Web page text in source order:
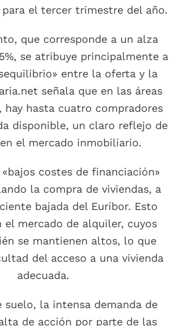
el tercer trimestre del año.
que corresponde a un alza
se atribuye principalmente a
entre la oferta y la
señala que en las áreas
hay hasta cuatro compradores
disponible, un claro reflejo de
el mercado inmobiliario.
costes de financiación»
la compra de viviendas, a
bajada del Euríbor. Esto
el mercado de alquiler, cuyos
se mantienen altos, lo que
del acceso a una vivienda
adecuada.
suelo, la intensa demanda de
de acción por parte de las